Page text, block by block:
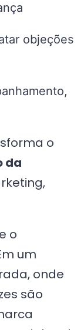
objeções
o
da
o
um
onde
são